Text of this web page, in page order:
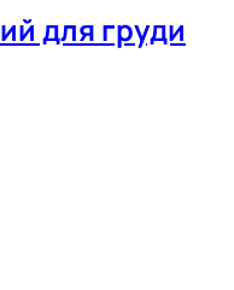
для груди